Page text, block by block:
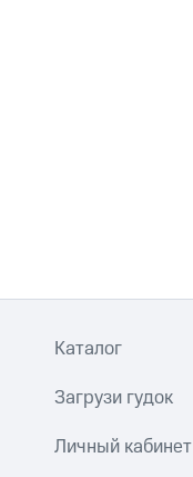
Каталог
Загрузи гудок
Личный кабинет